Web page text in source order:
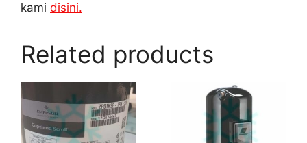
kami disini.
Related products